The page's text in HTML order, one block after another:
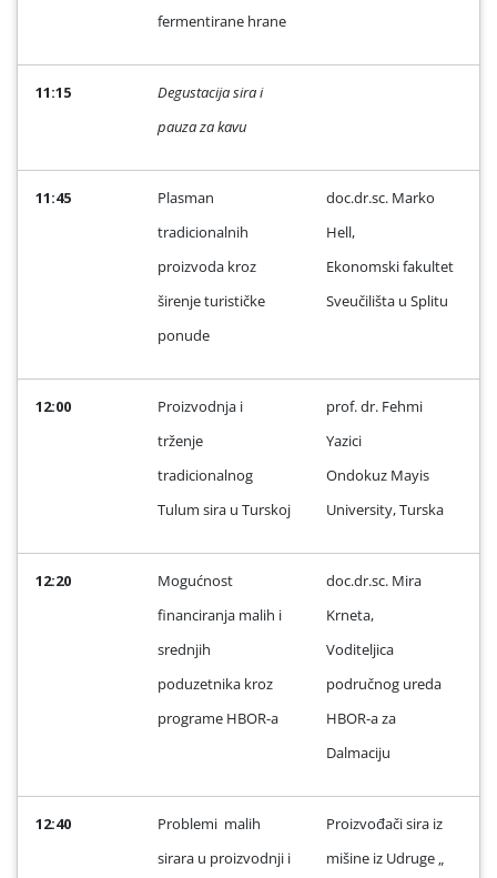
fermentirane hrane
11:15
Degustacija sira i
pauza za kavu
11:45
Plasman
tradicionalnih
proizvoda kroz
širenje turističke
ponude
doc.dr.sc. Marko
Hell,
Ekonomski fakultet
Sveučilišta u Splitu
12:00
Proizvodnja i
trženje
tradicionalnog
Tulum sira u Turskoj
prof. dr. Fehmi
Yazici
Ondokuz Mayis
University, Turska
12:20
Mogućnost
financiranja malih i
srednjih
poduzetnika kroz
programe HBOR-a
doc.dr.sc. Mira
Krneta,
Voditeljica
područnog ureda
HBOR-a za
Dalmaciju
12:40 Problemi malih
sirara u proizvodnji i
Proizvođači sira iz
mišine iz Udruge „